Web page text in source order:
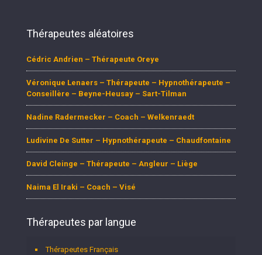
Thérapeutes aléatoires
Cédric Andrien – Thérapeute Oreye
Véronique Lenaers – Thérapeute – Hypnothérapeute –
Conseillère – Beyne-Heusay – Sart-Tilman
Nadine Radermecker – Coach – Welkenraedt
Ludivine De Sutter – Hypnothérapeute – Chaudfontaine
David Cleinge – Thérapeute – Angleur – Liège
Naima El Iraki – Coach – Visé
Thérapeutes par langue
Thérapeutes Français